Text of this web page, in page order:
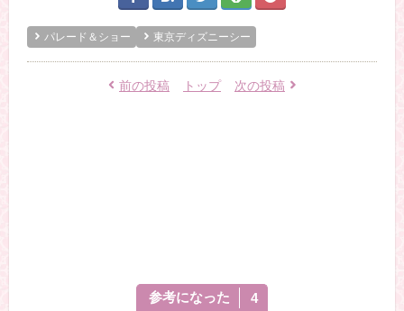
参考になった 4
パレード＆ショー 東京ディズニーシー
前の投稿 トップ 次の投稿